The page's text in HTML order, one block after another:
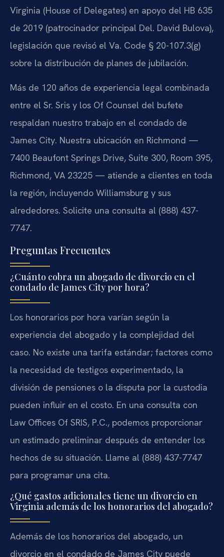
Virginia (House of Delegates) en apoyo del HB 635
de 2019 (patrocinador principal Del. David Bulova),
legislación que revisó el Va. Code § 20-107.3(g)
sobre la distribución de planes de jubilación.
Más de 120 años de experiencia legal combinada
entre el Sr. Sris y los Of Counsel del bufete
respaldan nuestro trabajo en el condado de
James City. Nuestra ubicación en Richmond —
7400 Beaufont Springs Drive, Suite 300, Room 395,
Richmond, VA 23225 — atiende a clientes en toda
la región, incluyendo Williamsburg y sus
alrededores. Solicite una consulta al (888) 437-
7747.
Preguntas Frecuentes
¿Cuánto cobra un abogado de divorcio en el
condado de James City por hora?
Los honorarios por hora varían según la
experiencia del abogado y la complejidad del
caso. No existe una tarifa estándar; factores como
la necesidad de testigos experimentado, la
división de pensiones o la disputa por la custodia
pueden influir en el costo. En una consulta con
Law Offices Of SRIS, P.C., podemos proporcionar
un estimado preliminar después de entender los
hechos de su situación. Llame al (888) 437-7747
para programar una cita.
¿Qué gastos adicionales tiene un divorcio en
Virginia además de los honorarios del abogado?
Además de los honorarios del abogado, un
divorcio en el condado de James City puede